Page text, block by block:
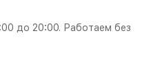
до 20:00. Работаем без